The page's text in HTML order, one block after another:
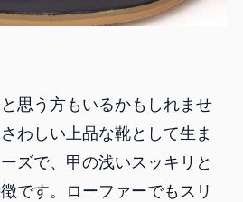
思う方もいるかもしれませ
わしい上品な靴として生ま
ズで、甲の浅いスッキリと
です。ローファーでもスリ